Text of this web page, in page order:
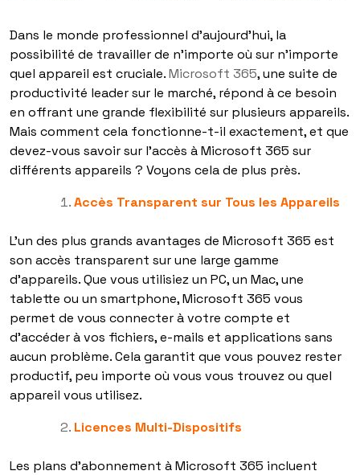
Dans le monde professionnel d’aujourd’hui, la
possibilité de travailler de n’importe où sur n’importe
quel appareil est cruciale.Microsoft 365, une suite de
productivité leader sur le marché, répond à ce besoin
en offrant une grande flexibilité sur plusieurs appareils.
Mais comment cela fonctionne-t-il exactement, et que
devez-vous savoir sur l’accès à Microsoft 365 sur
différents appareils ? Voyons cela de plus près.
Accès Transparent sur Tous les Appareils
L’un des plus grands avantages de Microsoft 365 est
son accès transparent sur une large gamme
d’appareils. Que vous utilisiez un PC, un Mac, une
tablette ou un smartphone, Microsoft 365 vous
permet de vous connecter à votre compte et
d’accéder à vos fichiers, e-mails et applications sans
aucun problème. Cela garantit que vous pouvez rester
productif, peu importe où vous vous trouvez ou quel
appareil vous utilisez.
Licences Multi-Dispositifs
Les plans d’abonnement à Microsoft 365 incluent